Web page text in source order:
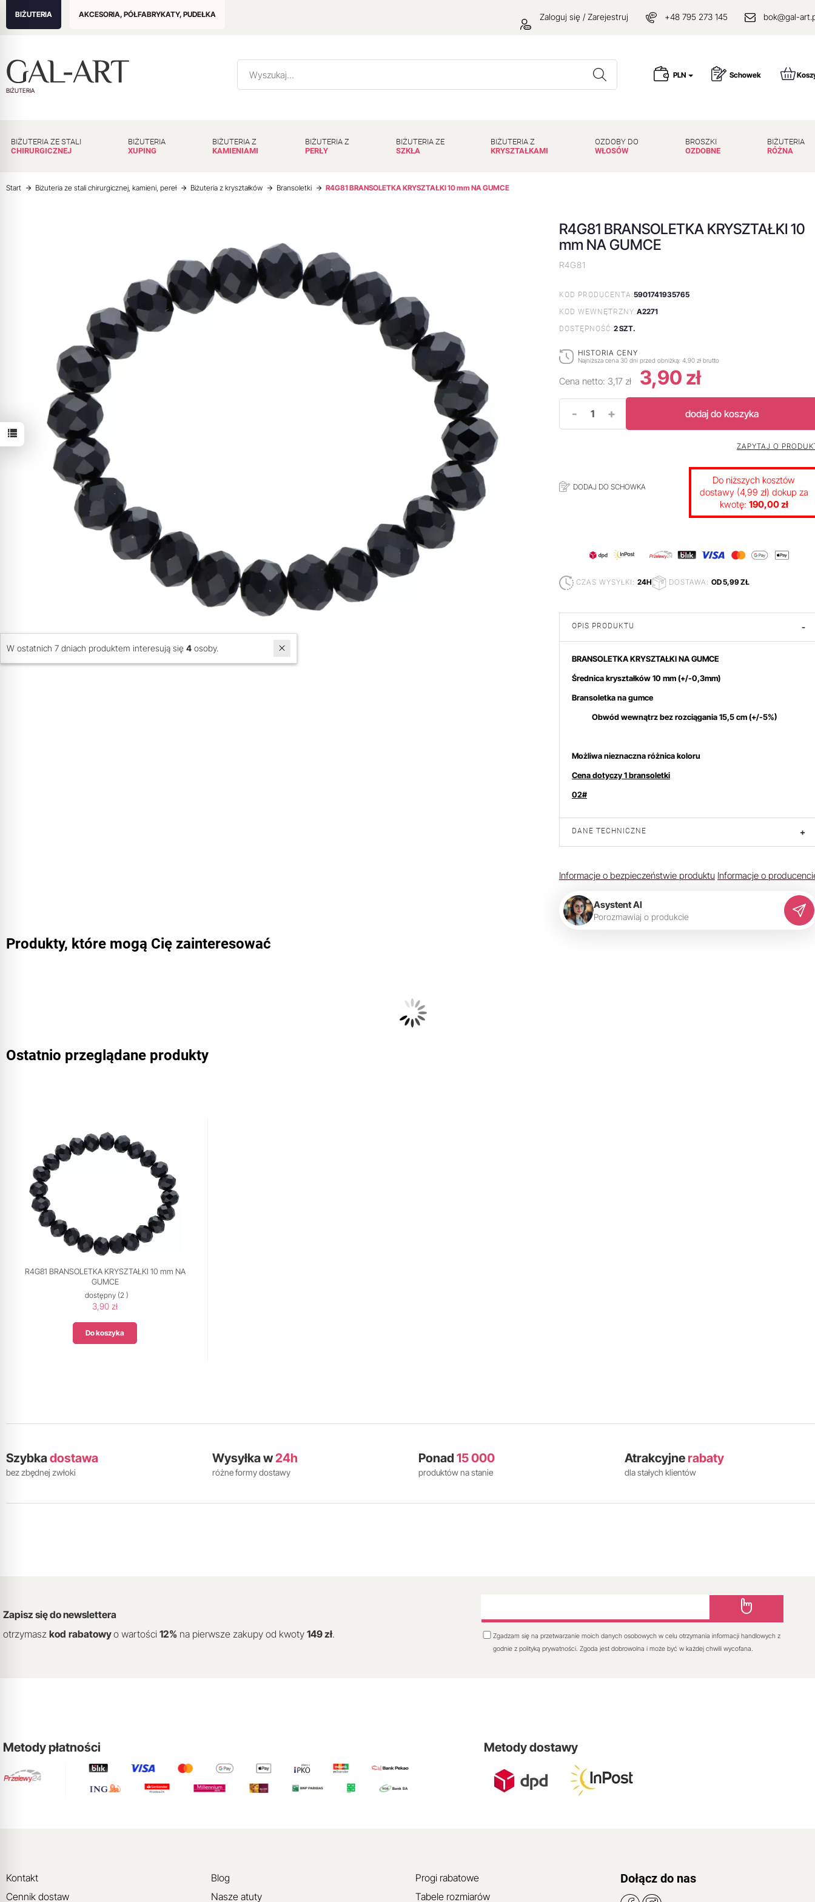
BIŻUTERIA AKCESORIA, PÓŁFABRYKATY, PUDEŁKA Zaloguj się / Zarejestruj +48 795 273 145 bok@gal-
BIŻUTERIA
Wyszukaj PLN Schowek
BIŻUTERIA ZE STALI
CHIRURGICZNEJ
BIŻUTERIA
XUPING
BIŻUTERIA Z
KAMIENIAMI
BIŻUTERIA Z
PERŁY
BIŻUTERIA ZE
SZKŁA
BIŻUTERIA Z
KRYSZTAŁKAMI
OZDOBY DO
WŁOSÓW
BROSZKI
OZDOBNE
BIŻUTERIA
RÓŻNA
Start Biżuteria ze stali chirurgicznej, kamieni, pereł Biżuteria z kryształków Bransoletki R4G81 BRANSOLETKA KRYSZTAŁKI 10 mm NA GUMCE
R4G81 BRANSOLETKA KRYSZTAŁKI 10
mm NA GUMCE
R4G81
KOD PRODUCENTA:5901741935765
KOD WEWNĘTRZNY:A2271
DOSTĘPNOŚĆ:2 SZT.
HISTORIA CENY
Najniższa cena 30 dni przed obniżką: 4,90 zł brutto
Cena netto: 3,17 zł 3,90 zł
- + dodaj do koszyka
DODAJ DO SCHOWKA
ZAPYTAJ O
Do niższych kosztów
dostawy (4,99 zł) dokup za
kwotę: 190,00 zł
CZAS WYSYŁKI: 24H DOSTAWA: OD 5,99 ZŁ
OPIS PRODUKTU -
BRANSOLETKA KRYSZTAŁKI NA GUMCE
Średnica kryształków 10 mm(+/-0,3mm)
Bransoletka na gumce
Obwód wewnątrz bez rozciągania 15,5 cm (+/-5%)
Możliwa nieznaczna różnica koloru
Cena dotyczy 1 bransoletki
02#
DANE TECHNICZNE +
Informacje o bezpieczeństwie produktu Informacje o
Asystent AI
Porozmawiaj o produkcie
Produkty, które mogą Cię zainteresować
Ostatnio przeglądane produkty
R4G81 BRANSOLETKA KRYSZTAŁKI 10 mm NA
GUMCE
dostępny(2 )
3,90 zł
Do koszyka
W ostatnich 7 dniach produktem interesują się 4 osoby.
Szybkadostawa
bez zbędnej zwłoki
Wysyłka w24h
różne formy dostawy
Ponad 15 000
produktów na stanie
Atrakcyjne rabaty
dla stałych klientów
Zapisz się do newslettera
otrzymasz kod rabatowyo wartości 12% na pierwsze zakupy od kwoty 149 zł.
Zgadzam się na przetwarzanie moich danych osobowych w celu otrzymania informacji handlowych z
godnie z polityką prywatności. Zgoda jest dobrowolna i może być w każdej chwili wycofana.
Metody płatności Metody dostawy
Kontakt
Cennik dostaw
Blog
Nasze atuty
Progi rabatowe
Tabele rozmiarów
Dołącz do nas